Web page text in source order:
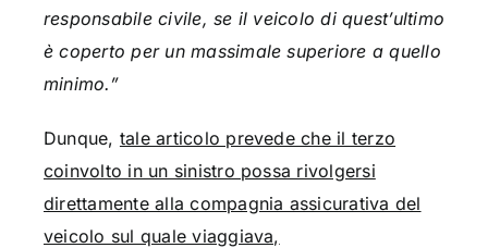
responsabile civile, se il veicolo di quest’ultimo
è coperto per un massimale superiore a quello
minimo.”
Dunque, tale articolo prevede che il terzo
coinvolto in un sinistro possa rivolgersi
direttamente alla compagnia assicurativa del
veicolo sul quale viaggiava,